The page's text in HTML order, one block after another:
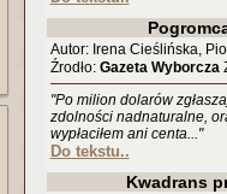
Autor: Irena Cieślińska,
Źrodło: Gazeta Wyborcza
"Po milion dolarów
zdolności nadnaturalne,
wypłaciłem ani centa..."
Do tekstu..
Kwadrans